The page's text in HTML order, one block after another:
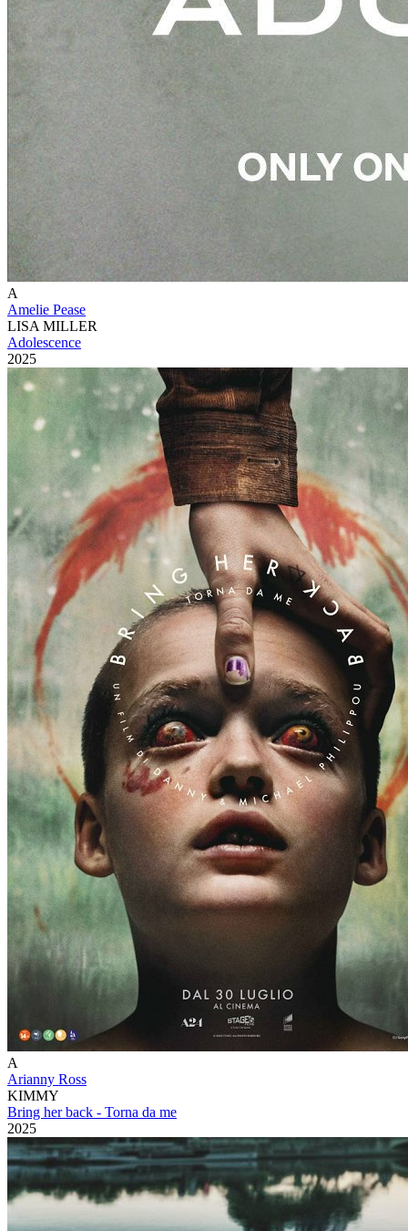
A
Amelie Pease
LISA MILLER
Adolescence
2025
A
Arianny Ross
KIMMY
Bring her back - Torna da me
2025